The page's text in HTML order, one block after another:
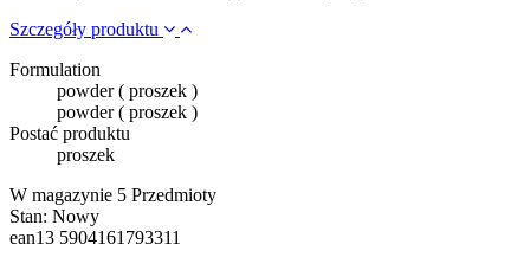
Szczegóły produktu
Formulation
powder ( proszek )
powder ( proszek )
Postać produktu
proszek
W magazynie 5 Przedmioty
Stan: Nowy
ean13 5904161793311